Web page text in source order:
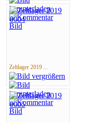
Zeltlager 2019 ...